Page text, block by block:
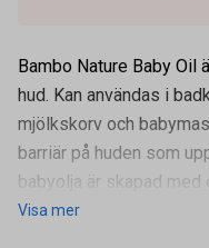
Bambo Nature Baby Oil
hud. Kan användas i
mjölkskorv och
barriär på huden som
babyolja är skapad
Visa mer
Artikelnummer